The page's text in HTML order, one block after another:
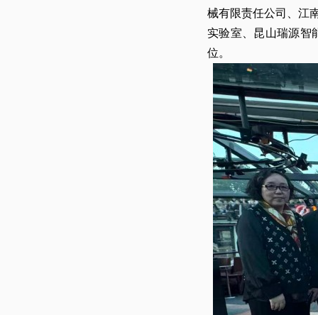
械有限责任公司、江
实验室、昆山瑞源智
位。